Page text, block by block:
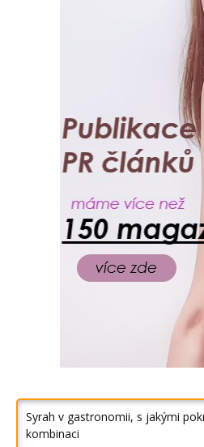
Syrah v gastronomii, s jakými
kombinaci